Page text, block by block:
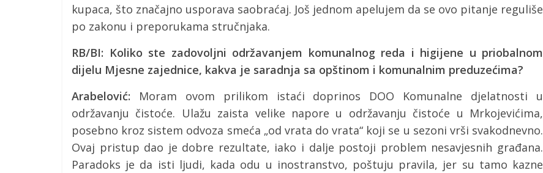
kupaca, što značajno usporava saobraćaj. Još jednom apelujem da se ovo pitanje reguliše
po zakonu i preporukama stručnjaka.
RB/BI: Koliko ste zadovoljni održavanjem komunalnog reda i higijene u priobalnom
dijelu Mjesne zajednice, kakva je saradnja sa opštinom i komunalnim preduzećima?
Arabelović: Moram ovom prilikom istaći doprinos DOO Komunalne djelatnosti u
održavanju čistoće. Ulažu zaista velike napore u održavanju čistoće u Mrkojevićima,
posebno kroz sistem odvoza smeća „od vrata do vrata“ koji se u sezoni vrši svakodnevno.
Ovaj pristup dao je dobre rezultate, iako i dalje postoji problem nesavjesnih građana.
Paradoks je da isti ljudi, kada odu u inostranstvo, poštuju pravila, jer su tamo kazne